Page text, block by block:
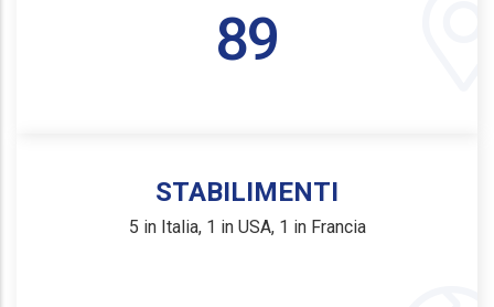
97
STABILIMENTI
5 in Italia, 1 in USA, 1 in Francia